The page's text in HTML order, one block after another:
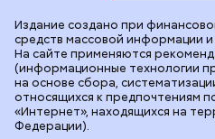
Издание создано при
средств массовой информации
На сайте применяются
(информационные технологии
на основе сбора,
относящихся к предпочтениям
«Интернет», находящихся на
Федерации).